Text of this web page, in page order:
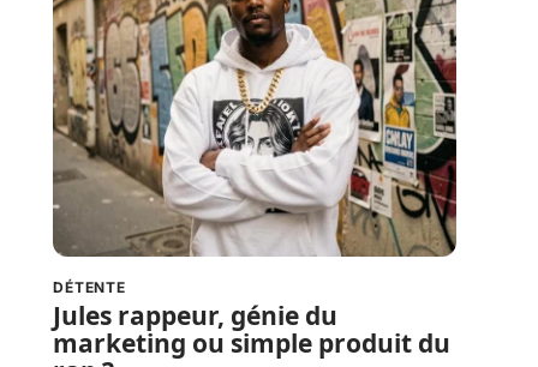
DÉTENTE
Jules rappeur, génie du
marketing ou simple produit du